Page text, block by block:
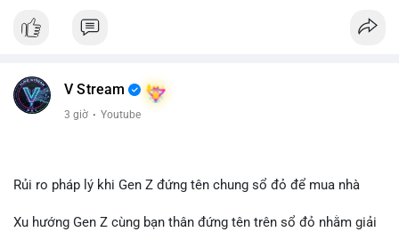
V Stream
3 giờ · Youtube
Rủi ro pháp lý khi Gen Z đứng tên chung sổ đỏ để mua nhà
Xu hướng Gen Z cùng bạn thân đứng tên trên sổ đỏ nhằm giải